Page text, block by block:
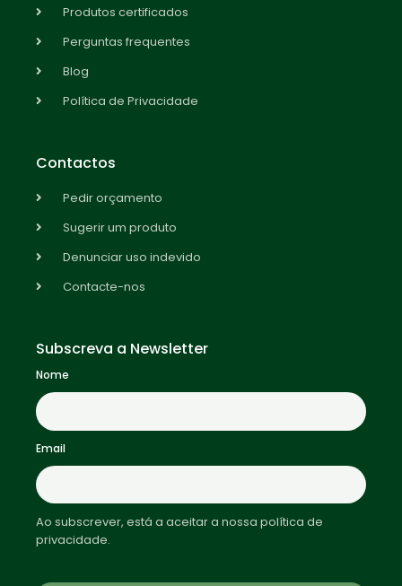
Produtos certificados
Perguntas frequentes
Blog
Política de Privacidade
Contactos
Pedir orçamento
Sugerir um produto
Denunciar uso indevido
Contacte-nos
Subscreva a Newsletter
Nome
Email
Ao subscrever, está a aceitar a nossa política de
privacidade.